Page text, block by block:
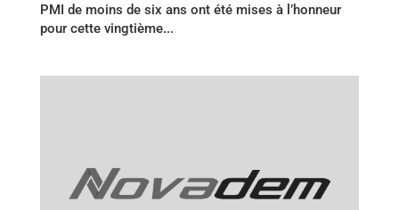
PMI de moins de six ans ont été mises à l’honneur
pour cette vingtième...